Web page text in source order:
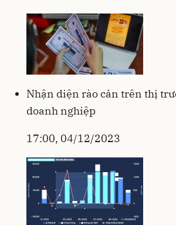
Nhận diện rào cản trên thị
doanh nghiệp
17:00, 04/12/2023